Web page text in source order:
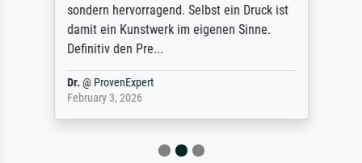
sondern hervorragend. Selbst ein Druck ist
damit ein Kunstwerk im eigenen Sinne.
Definitiv den Pre...
Dr.@ ProvenExpert
February 3, 2026